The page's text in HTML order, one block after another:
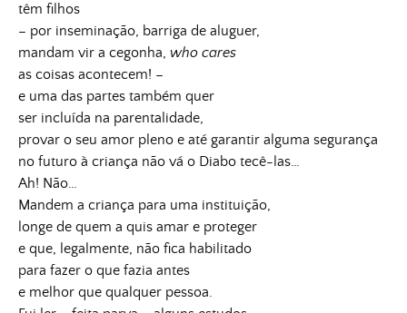
têm filhos
– por inseminação, barriga de aluguer,
mandam vir a cegonha, who cares
as coisas acontecem! –
e uma das partes também quer
ser incluída na parentalidade,
provar o seu amor pleno e até garantir alguma segurança
no futuro à criança não vá o Diabo tecê-las…
Ah! Não…
Mandem a criança para uma instituição,
longe de quem a quis amar e proteger
e que, legalmente, não fica habilitado
para fazer o que fazia antes
e melhor que qualquer pessoa.